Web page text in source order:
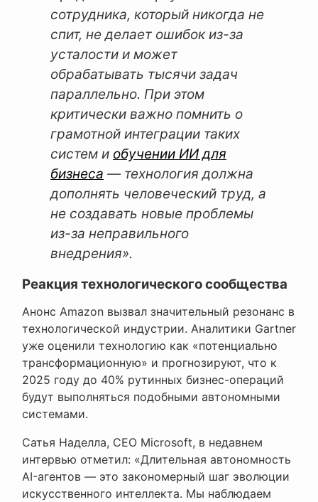
сотрудника, который никогда не
спит, не делает ошибок из-за
усталости и может
обрабатывать тысячи задач
параллельно. При этом
критически важно помнить о
грамотной интеграции таких
систем и обучении ИИ для
бизнеса — технология должна
дополнять человеческий труд, а
не создавать новые проблемы
из-за неправильного
внедрения».
Реакция технологического сообщества
Анонс Amazon вызвал значительный резонанс в
технологической индустрии. Аналитики Gartner
уже оценили технологию как «потенциально
трансформационную» и прогнозируют, что к
2025 году до 40% рутинных бизнес-операций
будут выполняться подобными автономными
системами.
Сатья Наделла, CEO Microsoft, в недавнем
интервью отметил: «Длительная автономность
AI-агентов — это закономерный шаг эволюции
искусственного интеллекта. Мы наблюдаем